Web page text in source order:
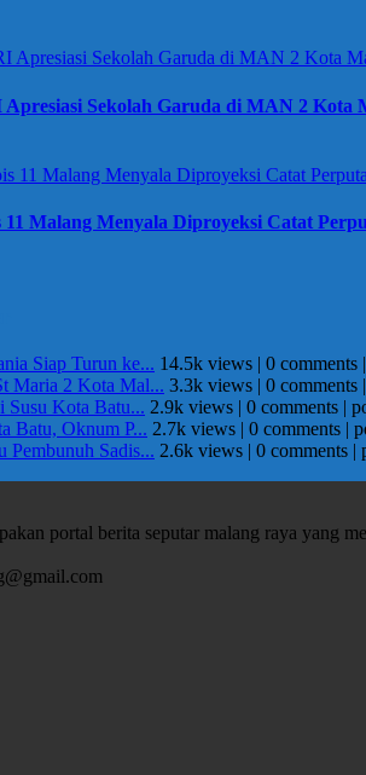
Apresiasi Sekolah Garuda di MAN 2
11 Malang Menyala Diproyeksi Catat
Siap Turun ke... 14.5k views | 0 comments |
Maria 2 Kota Mal... 3.3k views | 0 comments |
Susu Kota Batu... 2.9k views | 0 comments |
Batu, Oknum P... 2.7k views | 0 comments |
Pembunuh Sadis... 2.6k views | 0 comments |
portal berita seputar malang raya yang